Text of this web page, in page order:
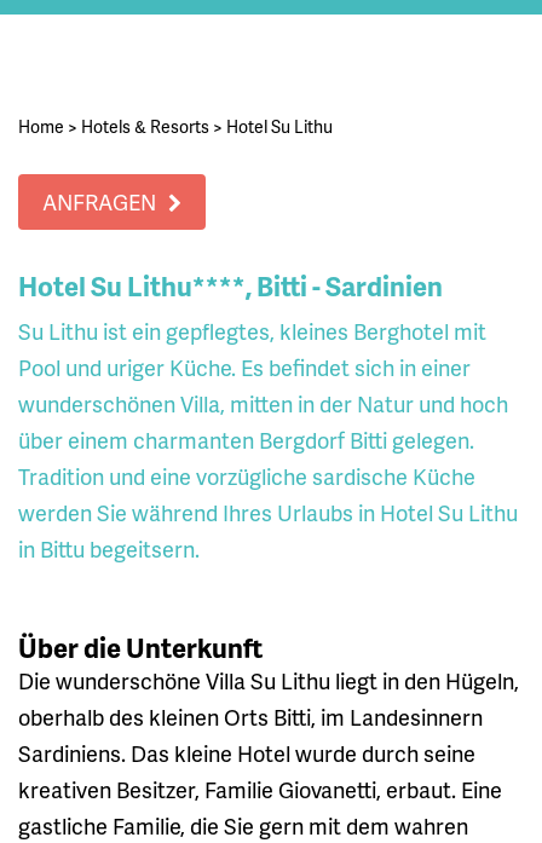
Home > Hotels & Resorts > Hotel Su Lithu
ANFRAGEN
Hotel Su Lithu****, Bitti - Sardinien
Su Lithu ist ein gepflegtes, kleines Berghotel mit
Pool und uriger Küche. Es befindet sich in einer
wunderschönen Villa, mitten in der Natur und hoch
über einem charmanten Bergdorf Bitti gelegen.
Tradition und eine vorzügliche sardische Küche
werden Sie während Ihres Urlaubs in Hotel Su Lithu
in Bittu begeitsern.
Über die Unterkunft
Die wunderschöne Villa Su Lithu liegt in den Hügeln,
oberhalb des kleinen Orts Bitti, im Landesinnern
Sardiniens. Das kleine Hotel wurde durch seine
kreativen Besitzer, Familie Giovanetti, erbaut. Eine
gastliche Familie, die Sie gern mit dem wahren